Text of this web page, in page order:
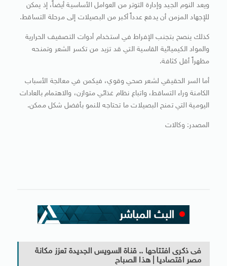
ويعد النوم الجيد وإدارة التوتر من العوامل الأساسية أيضاً، إذ يمكن
للإجهاد المزمن أن يدفع عدداً أكبر من البصيلات إلى مرحلة التساقط.
كذلك ينصح بتجنب الإفراط في استخدام أدوات التصفيف الحرارية
والمواد الكيميائية القاسية التي قد تزيد من تكسر الشعر وتمنحه
مظهراً أقل كثافة.
أما السر الحقيقي لشعر صحي وقوي، فيكمن في معالجة الأسباب
الكامنة وراء التساقط، واتباع نظام غذائي متوازن، والاهتمام بالعادات
اليومية التي تمنح البصيلات ما تحتاجه للنمو بأفضل شكل ممكن.
المصدر: وكالات
فى ذكرى افتتاحها .. قناة السويس الجديدة تعزز مكانة
مصر اقتصاديا | هذا الصباح